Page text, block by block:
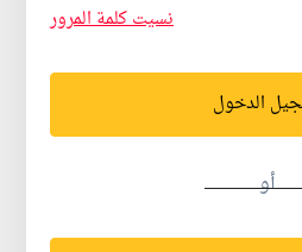
نسيت كلمة المرور
الدخول
أو